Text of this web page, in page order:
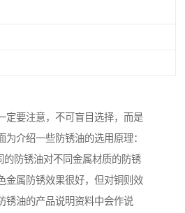
定要注意，不可盲目选择，而是
为介绍一些防锈油的选用原理：
的防锈油对不同金属材质的防锈
金属防锈效果很好，但对铜则效
锈油的产品说明资料中会作说